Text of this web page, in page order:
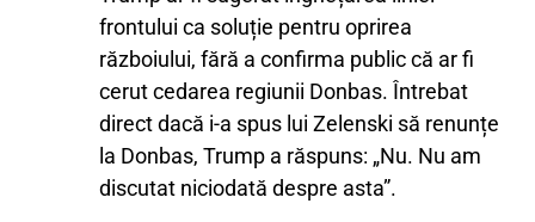
frontului ca soluție pentru oprirea
războiului, fără a confirma public că ar fi
cerut cedarea regiunii Donbas. Întrebat
direct dacă i-a spus lui Zelenski să renunțe
la Donbas, Trump a răspuns: „Nu. Nu am
discutat niciodată despre asta”.